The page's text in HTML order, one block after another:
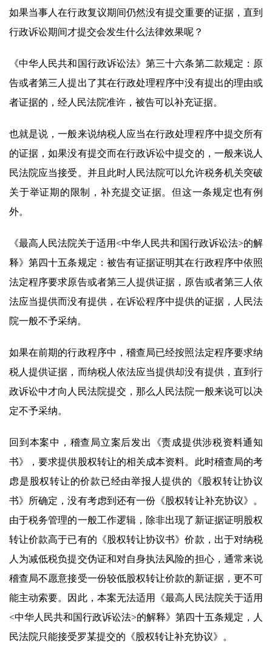
如果当事人在行政复议期间仍然没有提交重要的证据，直到
行政诉讼期间才提交会发生什么法律效果呢？
《中华人民共和国行政诉讼法》第三十六条第二款规定：原
告或者第三人提出了其在行政处理程序中没有提出的理由或
者证据的，经人民法院准许，被告可以补充证据。
也就是说，一般来说纳税人应当在行政处理程序中提交所有
的证据，如果没有提交而在行政诉讼中提交的，一般来说人
民法院应当接受。并且此时人民法院可以允许税务机关突破
关于举证期的限制，补充提交证据。但这一条规定也有例
外。
《最高人民法院关于适用<中华人民共和国行政诉讼法>的解
释》第四十五条规定：被告有证据证明其在行政程序中依照
法定程序要求原告或者第三人提供证据，原告或者第三人依
法应当提供而没有提供，在诉讼程序中提供的证据，人民法
院一般不予采纳。
如果在前期的行政程序中，稽查局已经按照法定程序要求纳
税人提供证据，而纳税人依法应当提供却没有提供，直到行
政诉讼中才向人民法院提交，那么人民法院一般来说可以决
定不予采纳。
回到本案中，稽查局立案后发出《责成提供涉税资料通知
书》，要求提供股权转让的相关成本资料。此时稽查局的考
虑是股权转让的价款已经由举报人提供的《股权转让协议
书》所确定，没有考虑到还有一份《股权转让补充协议》。
由于税务管理的一般工作逻辑，除非出现了新证据证明股权
转让价款高于已有的《股权转让协议书》价款，出于对纳税
人为减低税负提交伪证和对自身执法风险的担心，通常来说
稽查局不愿意接受一份较低股权转让价款的新证据，更不可
能主动索要。因此，本案无法适用《最高人民法院关于适用
<中华人民共和国行政诉讼法>的解释》第四十五条规定，人
民法院只能接受罗某提交的《股权转让补充协议》。